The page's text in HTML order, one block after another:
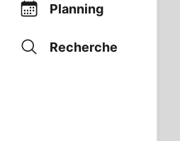
Planning
Recherche